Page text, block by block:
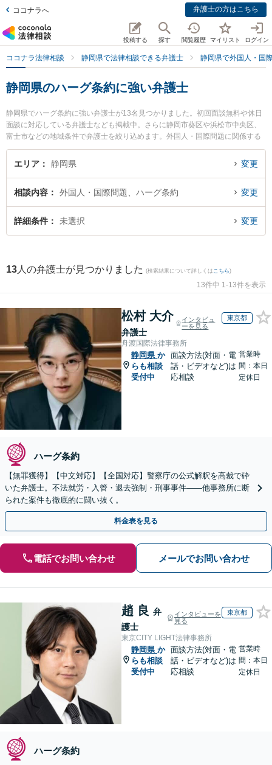
ココナラへ 弁護士の方はこちら
投稿する 探す 閲覧履歴 マイリスト ログイン
ココナラ法律相談 静岡県で法律相談できる弁護士 静岡県で外国人・国
静岡県のハーグ条約に強い弁護士
静岡県でハーグ条約に強い弁護士が13名見つかりました。初回面談無料や休日
面談に対応している弁護士なども掲載中。さらに静岡市葵区や浜松市中央区、
富士市などの地域条件で弁護士を絞り込めます。外国人・国際問題に関係する
国際離婚やハーグ条約、国際結婚等の細かな分野での絞り込み検索もでき便利
です。特に静岡法律事務所の金光 誉樹弁護士や藤枝市役所前法律事務所の青田
に発生したハーグ条約のトラブルを今すぐに弁護士に相談したい』『ハーグ条
約のトラブル解決の実績豊富な近くの弁護士を検索したい』『初回相談無料で
ハーグ条約を法律相談できる静岡県内の弁護士に相談予約したい』などでお困
エリア 静岡県 変更
相談内容 外国人・国際問題、ハーグ条約 変更
詳細条件 未選択 変更
13 人の弁護士が見つかりました (検索結果について詳しくは こちら)
13件中 1-13件を表示
松村 大介
弁護士
インタビュ
ーを見る
東京都
舟渡国際法律事務所
静岡県 か
らも相談
受付中
面談方法(対面・電
話・ビデオなど)は
応相談
営業時
間：本日
定休日
ハーグ条約
【無罪獲得】【中文対応】【全国対応】警察庁の公式解釈を高裁で砕
いた弁護士。不法就労・入管・退去強制・刑事事件——他事務所に断
られた案件も徹底的に闘い抜く。
料金表を見る
電話でお問い合わせ メールでお問い合わせ
趙 良 弁
護士
インタビューを
見る
東京都
東京CITY LIGHT法律事務所
静岡県 か
らも相談
受付中
面談方法(対面・電
話・ビデオなど)は
応相談
営業時
間：本日
定休日
ハーグ条約